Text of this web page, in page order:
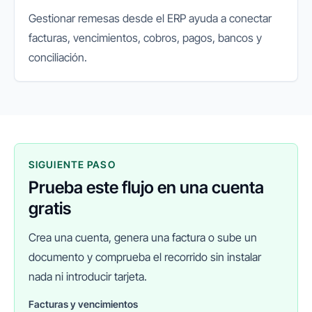
Gestionar remesas desde el ERP ayuda a conectar
facturas, vencimientos, cobros, pagos, bancos y
conciliación.
SIGUIENTE PASO
Prueba este flujo en una cuenta
gratis
Crea una cuenta, genera una factura o sube un
documento y comprueba el recorrido sin instalar
nada ni introducir tarjeta.
Facturas y vencimientos